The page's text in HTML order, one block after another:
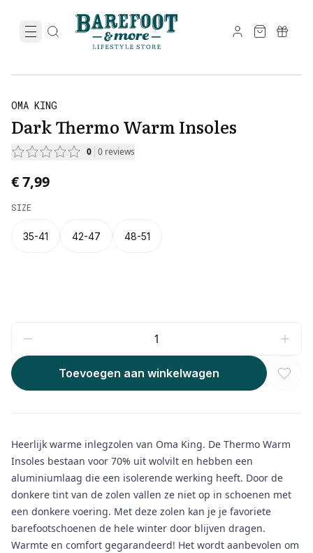
OMA KING
Dark Thermo Warm Insoles
0 0 reviews
€ 7,99
SIZE
35-41 42-47 48-51
Toevoegen aan winkelwagen
Heerlijk warme inlegzolen van Oma King. De Thermo Warm
Insoles bestaan voor 70% uit wolvilt en hebben een
aluminiumlaag die een isolerende werking heeft. Door de
donkere tint van de zolen vallen ze niet op in schoenen met
een donkere voering. Met deze zolen kan je je favoriete
barefootschoenen de hele winter door blijven dragen.
Warmte en comfort gegarandeerd! Het wordt aanbevolen om